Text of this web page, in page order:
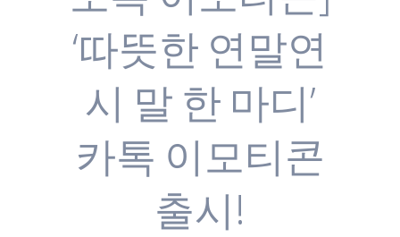
‘따뜻한 연말연
시 말 한 마디’
카톡 이모티콘
출시!